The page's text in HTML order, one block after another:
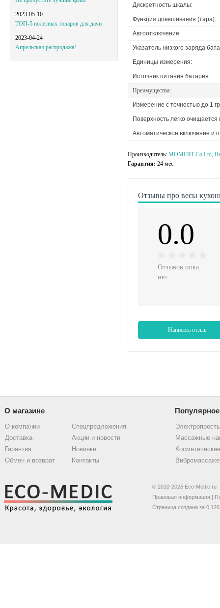
2023-05-10
ТОП-5 полезных товаров для дачи
2023-04-24
Апрельская распродажа!
Дискретность шкалы:
Функция довешивания (тара):
Автоотключение:
Указатель низкого заряда
Единицы измерения:
Источник питания батарея:
Преимущества:
Измерение с точностью до 1
Поверхность легко
Автоматическое включение и
Производитель: MOMERT Co Ltd,
Гарантия: 24 мес.
Отзывы про весы
0.0
Отзывов пока
нет
Написать отзыв
О магазине Популярное
О компании
Доставка
Гарантия
Обмен и возврат
Спецпредложения
Акции и новости
Новинки
Контакты
Массажные
© 2010-2026 Eco-Medic.ru
Правовая информация |
Страница создана за